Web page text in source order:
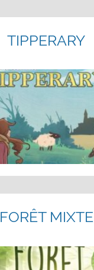
TIPPERARY
FORÊT MIXTE